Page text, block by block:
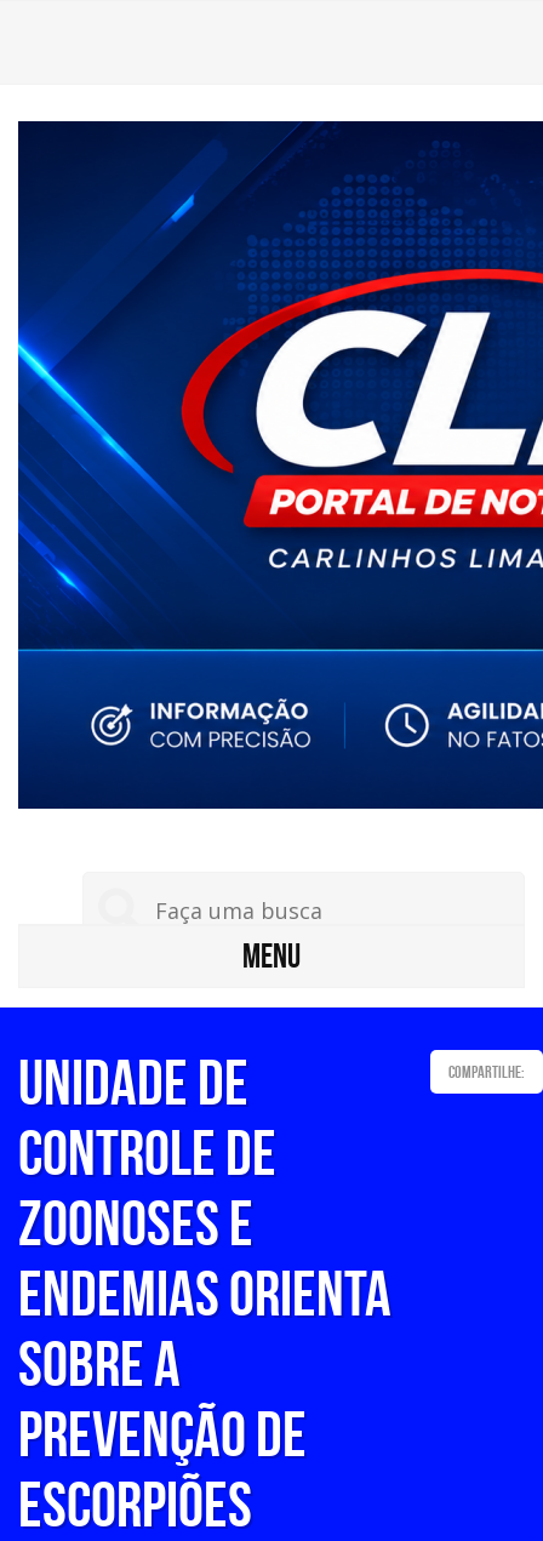
MENU
UNIDADE DE
CONTROLE DE
ZOONOSES E
ENDEMIAS ORIENTA
SOBRE A
PREVENÇÃO DE
ESCORPIÕES
Compartilhe: